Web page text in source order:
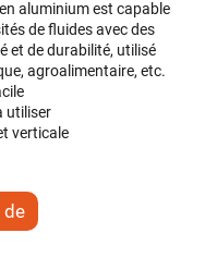
aluminium est capable
de fluides avec des
et de durabilité, utilisé
agroalimentaire, etc.
utiliser
verticale
de